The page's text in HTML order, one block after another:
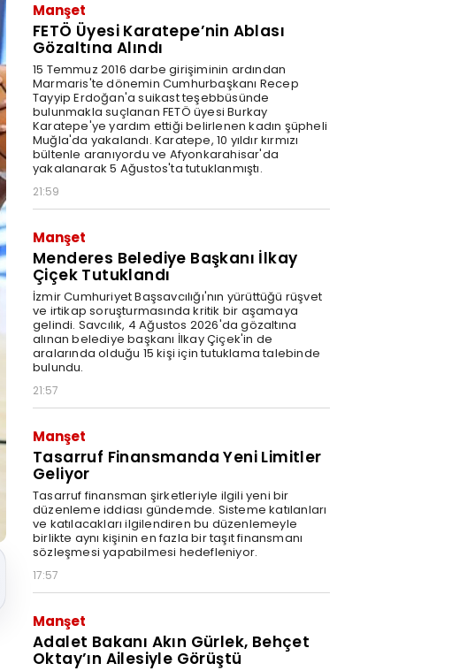
Manşet
FETÖ Üyesi Karatepe’nin Ablası
Gözaltına Alındı
15 Temmuz 2016 darbe girişiminin ardından
Marmaris'te dönemin Cumhurbaşkanı Recep
Tayyip Erdoğan'a suikast teşebbüsünde
bulunmakla suçlanan FETÖ üyesi Burkay
Karatepe'ye yardım ettiği belirlenen kadın şüpheli
Muğla'da yakalandı. Karatepe, 10 yıldır kırmızı
bültenle aranıyordu ve Afyonkarahisar'da
yakalanarak 5 Ağustos'ta tutuklanmıştı.
21:59
Manşet
Menderes Belediye Başkanı İlkay
Çiçek Tutuklandı
İzmir Cumhuriyet Başsavcılığı'nın yürüttüğü rüşvet
ve irtikap soruşturmasında kritik bir aşamaya
gelindi. Savcılık, 4 Ağustos 2026'da gözaltına
alınan belediye başkanı İlkay Çiçek'in de
aralarında olduğu 15 kişi için tutuklama talebinde
bulundu.
21:57
Manşet
Tasarruf Finansmanda Yeni Limitler
Geliyor
Tasarruf finansman şirketleriyle ilgili yeni bir
düzenleme iddiası gündemde. Sisteme katılanları
ve katılacakları ilgilendiren bu düzenlemeyle
birlikte aynı kişinin en fazla bir taşıt finansmanı
sözleşmesi yapabilmesi hedefleniyor.
17:57
Manşet
Adalet Bakanı Akın Gürlek, Behçet
Oktay’ın Ailesiyle Görüştü